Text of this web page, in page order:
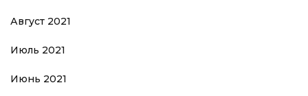
Август 2021
Июль 2021
Июнь 2021